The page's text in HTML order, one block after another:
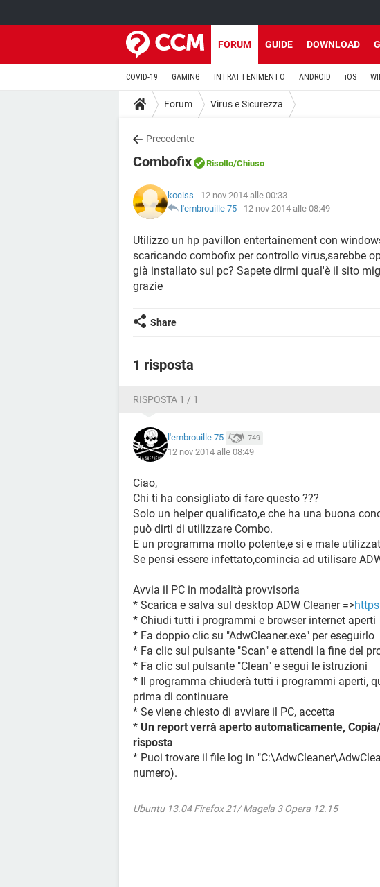
FORUM GUIDE DOWNLOAD
COVID-19 GAMING INTRATTENIMENTO ANDROID iOS
Forum Virus e Sicurezza
Precedente
Combofix Risolto/Chiuso
kociss - 12 nov 2014 alle 00:33
l'embrouille 75 - 12 nov 2014 alle 08:49
Utilizzo un hp pavillon entertainement con
scaricando combofix per controllo virus,sarebbe
già installato sul pc? Sapete dirmi qual'è il sito
grazie
Share
1 risposta
RISPOSTA 1 / 1
l'embrouille 75 749
12 nov 2014 alle 08:49
Ciao,
Chi ti ha consigliato di fare questo ???
Solo un helper qualificato,e che ha una buona
può dirti di utilizzare Combo.
E un programma molto potente,e si e male
Se pensi essere infettato,comincia ad utilisare
Avvia il PC in modalità provvisoria
* Scarica e salva sul desktop ADW Cleaner =>
* Chiudi tutti i programmi e browser internet aperti
* Fa doppio clic su "AdwCleaner.exe" per eseguirlo
* Fa clic sul pulsante "Scan" e attendi la fine del
* Fa clic sul pulsante "Clean" e segui le istruzioni
* Il programma chiuderà tutti i programmi aperti,
prima di continuare
* Se viene chiesto di avviare il PC, accetta
* Un report verrà aperto automaticamente,
risposta
* Puoi trovare il file log in
numero).
Ubuntu 13.04 Firefox 21/ Magela 3 Opera 12.15